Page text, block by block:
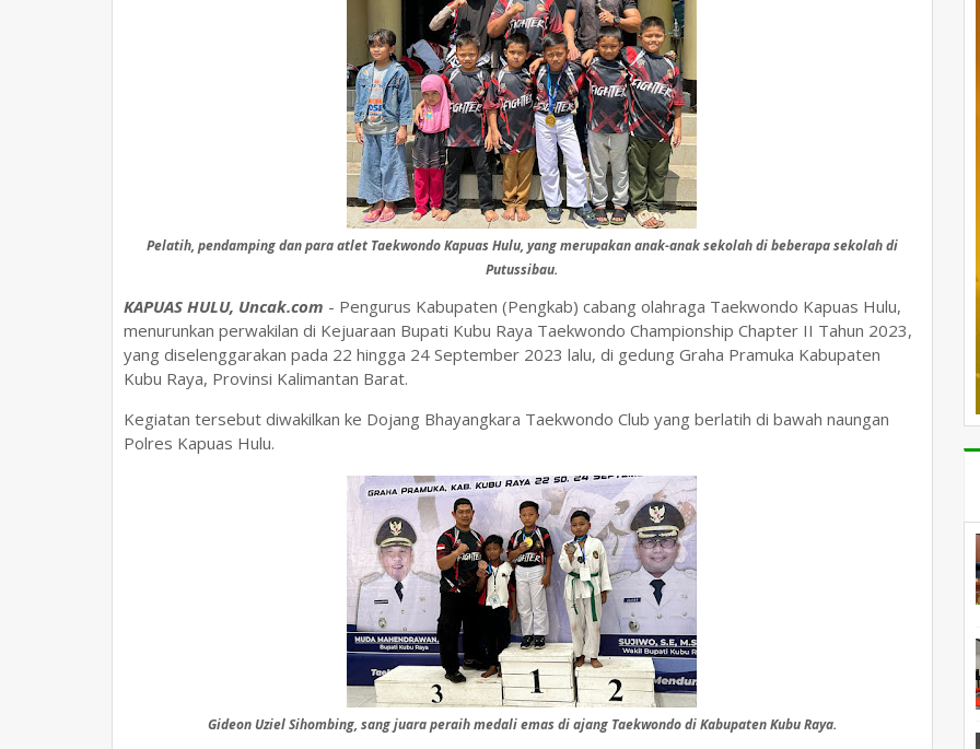
Pelatih, pendamping dan para atlet Taekwondo Kapuas Hulu, yang merupakan anak-anak sekolah di beberapa sekolah di
Putussibau.
KAPUAS HULU, Uncak.com - Pengurus Kabupaten (Pengkab) cabang olahraga Taekwondo Kapuas Hulu,
menurunkan perwakilan di Kejuaraan Bupati Kubu Raya Taekwondo Championship Chapter II Tahun 2023,
yang diselenggarakan pada 22 hingga 24 September 2023 lalu, di gedung Graha Pramuka Kabupaten
Kubu Raya, Provinsi Kalimantan Barat.
Kegiatan tersebut diwakilkan ke Dojang Bhayangkara Taekwondo Club yang berlatih di bawah naungan
Polres Kapuas Hulu.
Gideon Uziel Sihombing, sang juara peraih medali emas di ajang Taekwondo di Kabupaten Kubu Raya.